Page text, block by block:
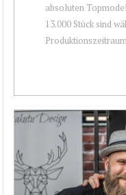
absoluten
13.000 Stück sind